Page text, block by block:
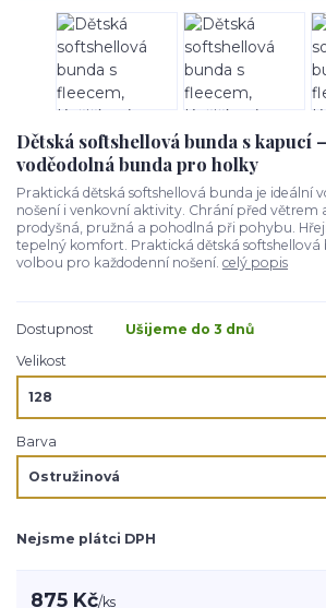
Dětská softshellová bunda s kapucí
voděodolná bunda pro holky
Praktická dětská softshellová bunda je ideální
nošení i venkovní aktivity. Chrání před větrem
prodyšná, pružná a pohodlná při pohybu.
tepelný komfort. Praktická dětská softshellová
volbou pro každodenní nošení. celý popis
Dostupnost
Ušijeme do 3 dnů
Velikost
Barva
Nejsme plátci DPH
875 Kč/ks